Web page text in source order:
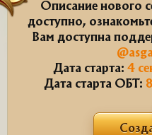
Описание нового
доступно,
Вам доступна
Дата старта: 4
Дата старта ОБТ: